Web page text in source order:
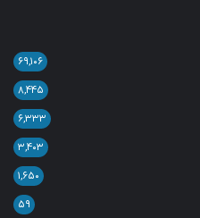
۶۹,۱۰۶
۸,۴۴۵
۶,۳۳۳
۳,۴۰۳
۱,۶۵۰
۵۹